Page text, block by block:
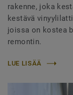
rakenne, joka
kestävä
joissa on kostea
remontin.
LUE LISÄÄ